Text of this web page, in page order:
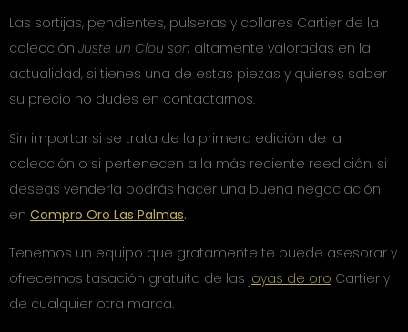
Las sortijas, pendientes, pulseras y collares Cartier de la
colección Juste un Clou son altamente valoradas en la
actualidad, si tienes una de estas piezas y quieres saber
su precio no dudes en contactarnos.
Sin importar si se trata de la primera edición de la
colección o si pertenecen a la más reciente reedición, si
deseas venderla podrás hacer una buena negociación
en Compro Oro Las Palmas.
Tenemos un equipo que gratamente te puede asesorar y
ofrecemos tasación gratuita de las joyas de oro Cartier y
de cualquier otra marca.